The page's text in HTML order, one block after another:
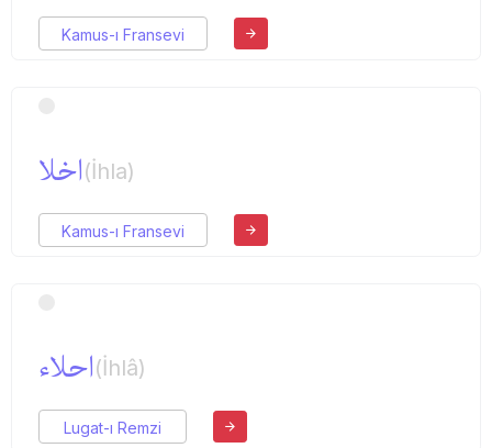
Kamus-ı Fransevi
اخلا(İhla)
Kamus-ı Fransevi
احلاء(İhlâ)
Lugat-ı Remzi